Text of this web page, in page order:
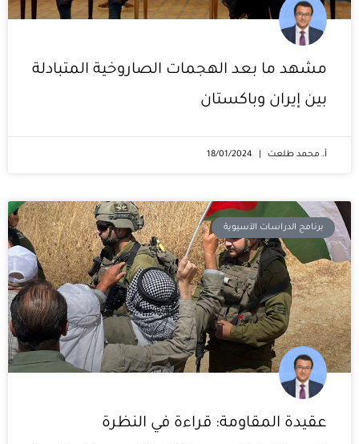
مشهد ما بعد الهجمات الصاروخية المتبادلة
بين إيران وباكستان
أ. محمد طلعت
برنامج الدراسات الآسيوية
عقيدة المقاومة: قراءة في النظرة